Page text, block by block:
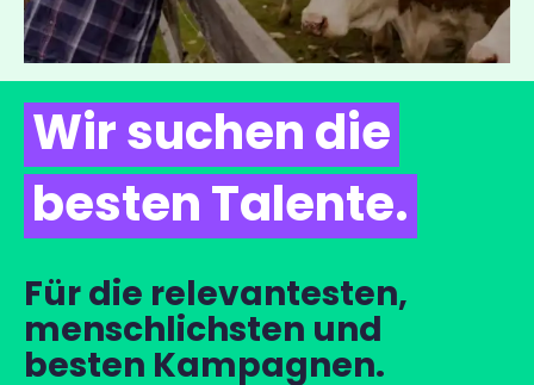
Wir suchen die
besten Talente.
Für die relevantesten,
menschlichsten und
besten Kampagnen.